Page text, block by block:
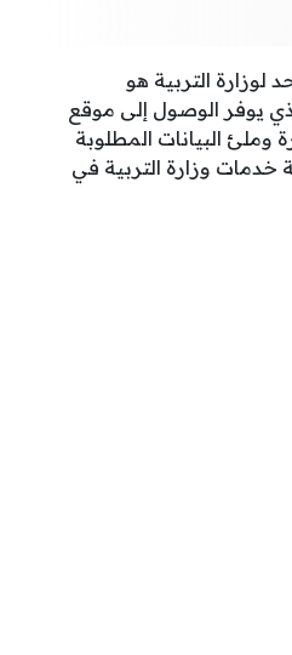
لوزارة التربية هو
يوفر الوصول إلى موقع
وملئ البيانات المطلوبة
وزارة التربية في